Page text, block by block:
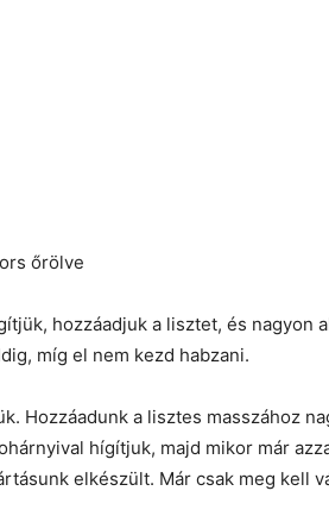
őrölve
hozzáadjuk a lisztet, és nagyon
míg el nem kezd habzani.
Hozzáadunk a lisztes masszához
hígítjuk, majd mikor már
elkészült. Már csak meg kell